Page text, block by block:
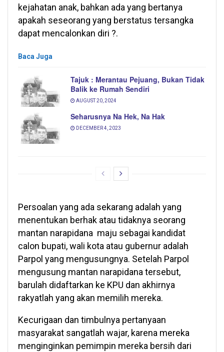
kejahatan anak, bahkan ada yang bertanya
apakah seseorang yang berstatus tersangka
dapat mencalonkan diri ?.
Baca Juga
Tajuk : Merantau Pejuang, Bukan Tidak
Balik ke Rumah Sendiri
AUGUST 20, 2024
Seharusnya Na Hek, Na Hak
DECEMBER 4, 2023
Persoalan yang ada sekarang adalah yang
menentukan berhak atau tidaknya seorang
mantan narapidana maju sebagai kandidat
calon bupati, wali kota atau gubernur adalah
Parpol yang mengusungnya. Setelah Parpol
mengusung mantan narapidana tersebut,
barulah didaftarkan ke KPU dan akhirnya
rakyatlah yang akan memilih mereka.
Kecurigaan dan timbulnya pertanyaan
masyarakat sangatlah wajar, karena mereka
menginginkan pemimpin mereka bersih dari